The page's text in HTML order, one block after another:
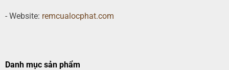
- Website: remcualocphat.com
Danh mục sản phẩm